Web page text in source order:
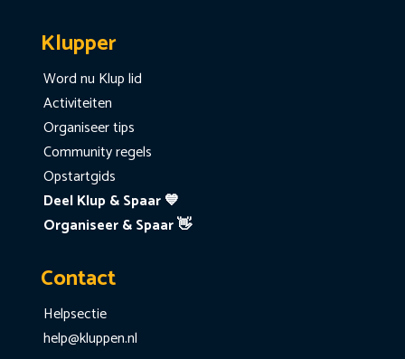
Klupper
Word nu Klup lid
Activiteiten
Organiseer tips
Community regels
Opstartgids
Deel Klup & Spaar 💙
Organiseer & Spaar 👋
Contact
Helpsectie
help@kluppen.nl